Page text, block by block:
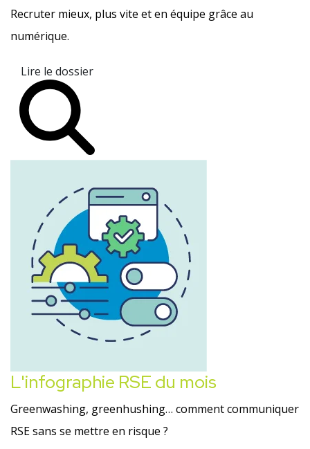
Recruter mieux, plus vite et en équipe grâce au
numérique.
Lire le dossier
L'infographie RSE du mois
Greenwashing, greenhushing… comment communiquer
RSE sans se mettre en risque ?